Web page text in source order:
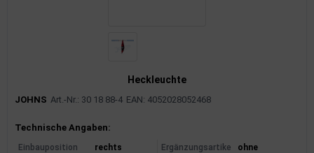
Heckleuchte
JOHNS Art.-Nr.: 30 18 88-4 EAN: 4052028052468
Produktinformationen
Technische Angaben:
Einbauposition rechts
Ergänzungsartike
ohne